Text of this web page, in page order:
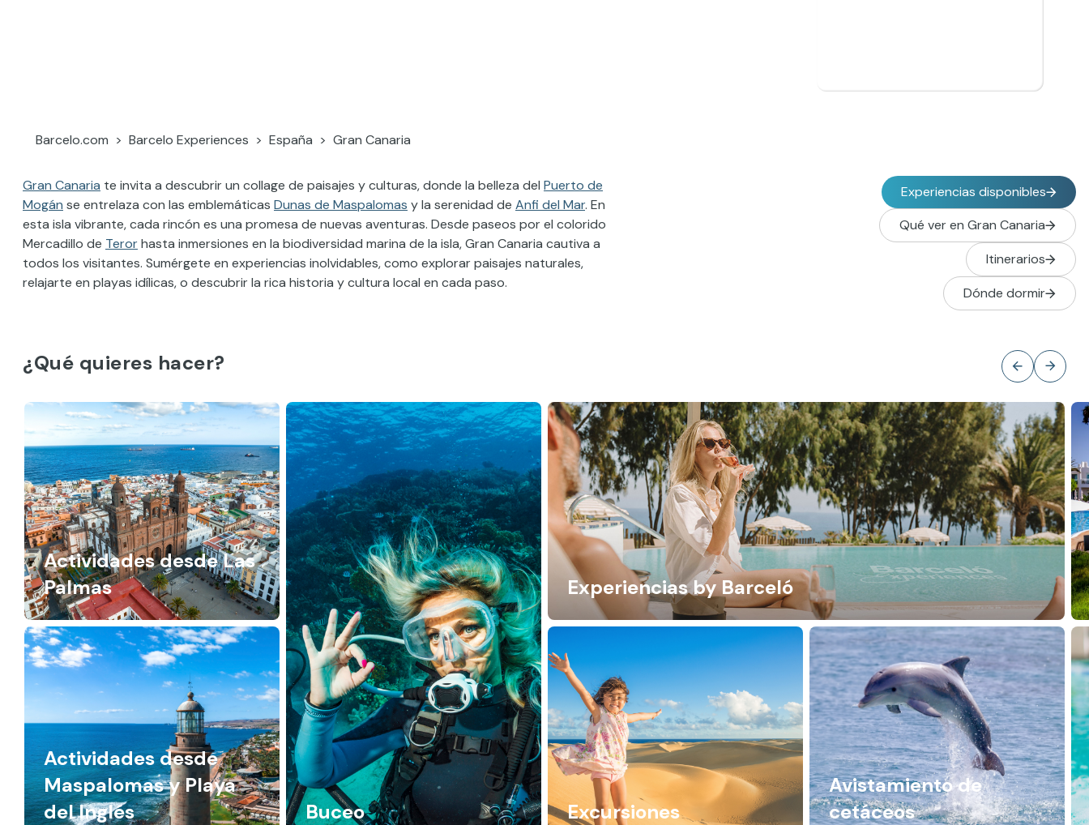
Barcelo.com Barcelo Experiences España Gran Canaria
Gran Canaria te invita a descubrir un collage de paisajes y culturas, donde la belleza del Puerto de
Mogán se entrelaza con las emblemáticas Dunas de Maspalomas y la serenidad de Anfi del Mar. En
esta isla vibrante, cada rincón es una promesa de nuevas aventuras. Desde paseos por el colorido
Mercadillo de Terorhasta inmersiones en la biodiversidad marina de la isla, Gran Canaria cautiva a
todos los visitantes. Sumérgete en experiencias inolvidables, como explorar paisajes naturales,
relajarte en playas idílicas, o descubrir la rica historia y cultura local en cada paso.
Experiencias disponibles
Qué ver en Gran Canaria
Itinerarios
Dónde dormir
¿Qué quieres hacer?
Actividades desde Las
Palmas
Buceo
Actividades desde
Maspalomas y Playa
del Inglés
Experiencias by Barceló
Excursiones
Avistamiento de
cetáceos